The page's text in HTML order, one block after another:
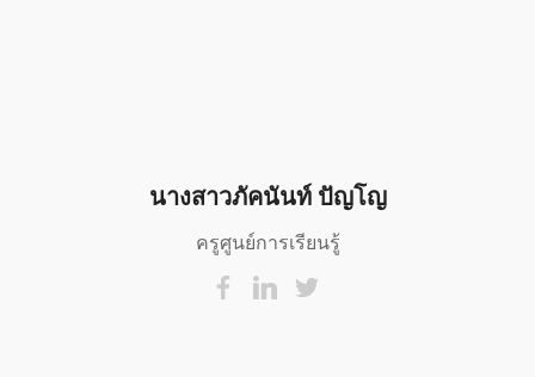
นางสาวภัคนันท์ ปัญโญ
ครูศูนย์การเรียนรู้